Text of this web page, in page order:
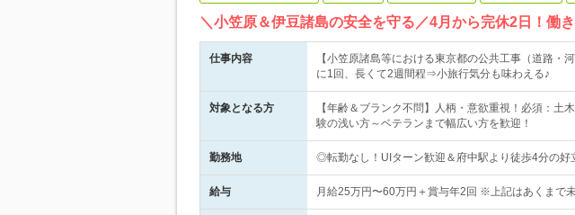
＼小笠原＆伊豆諸島の安全を守る／4月から完休2日！働
仕事内容
【小笠原諸島等における東京都の公共工事（道路・
に1回、長くて2週間程⇒小旅行気分も味わえる♪
対象となる方
【年齢＆ブランク不問】人柄・意欲重視！必須：
験の浅い方～ベテランまで幅広い方を歓迎！
勤務地 ◎転勤なし！UIターン歓迎＆府中駅より徒歩4分の
給与 月給25万円〜60万円＋賞与年2回 ※上記はあくま